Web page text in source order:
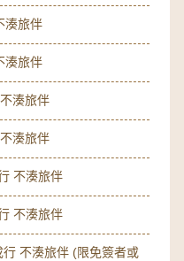
湊旅伴
湊旅伴
湊旅伴
湊旅伴
不湊旅伴
不湊旅伴
不湊旅伴 (限免簽者或